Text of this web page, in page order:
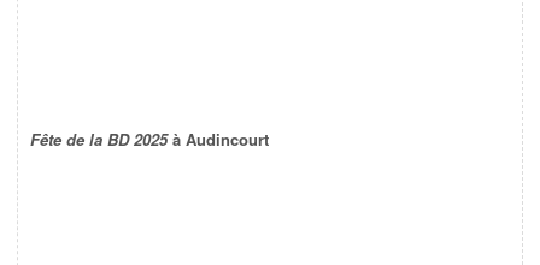
Fête de la BD 2025à Audincourt